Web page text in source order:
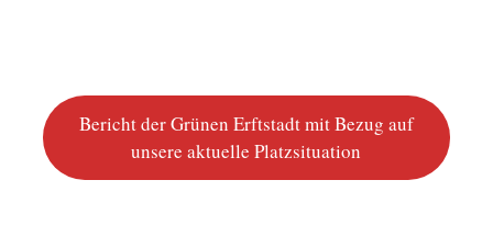
Bericht der Grünen Erftstadt mit Bezug auf
unsere aktuelle Platzsituation